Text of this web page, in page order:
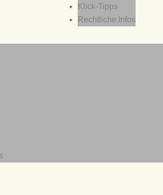
Klick-Tipps
Rechtliche Infos